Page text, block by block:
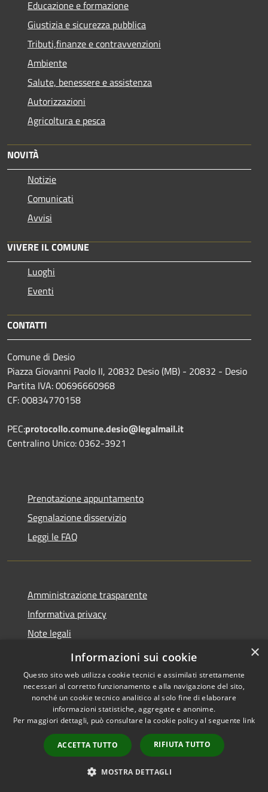
Educazione e formazione
Giustizia e sicurezza pubblica
Tributi,finanze e contravvenzioni
Ambiente
Salute, benessere e assistenza
Autorizzazioni
Agricoltura e pesca
NOVITÀ
Notizie
Comunicati
Avvisi
VIVERE IL COMUNE
Luoghi
Eventi
CONTATTI
Comune di Desio
Piazza Giovanni Paolo II, 20832 Desio (MB) - 20832 - Desio
Partita IVA: 00696660968
CF: 00834770158
PEC:protocollo.comune.desio@legalmail.it
Centralino Unico: 0362-3921
Prenotazione appuntamento
Segnalazione disservizio
Leggi le FAQ
Amministrazione trasparente
Informativa privacy
Note legali
Dichiarazione di accessibilità
Accessibilità
Copyright © 2026 • Comune di
Desio • Powered by
Municipium•
Accesso
redazione
×
Informazioni sui cookie
Questo sito web utilizza cookie tecnici e assimilati strettamente
necessari al corretto funzionamento e alla navigazione del sito,
nonché un cookie tecnico analitico al solo fine di elaborare
informazioni statistiche, aggregate e anonime.
Per maggiori dettagli, può consultare la cookie policy al seguente link
ACCETTA TUTTO RIFIUTA TUTTO
MOSTRA DETTAGLI